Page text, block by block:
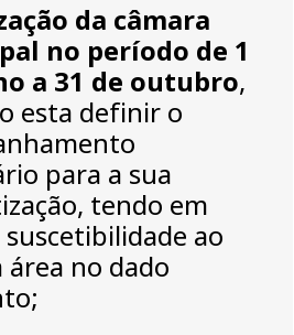
da câmara
no período de 1
a 31 de outubro,
esta definir o
para a sua
tendo em
ao
no dado